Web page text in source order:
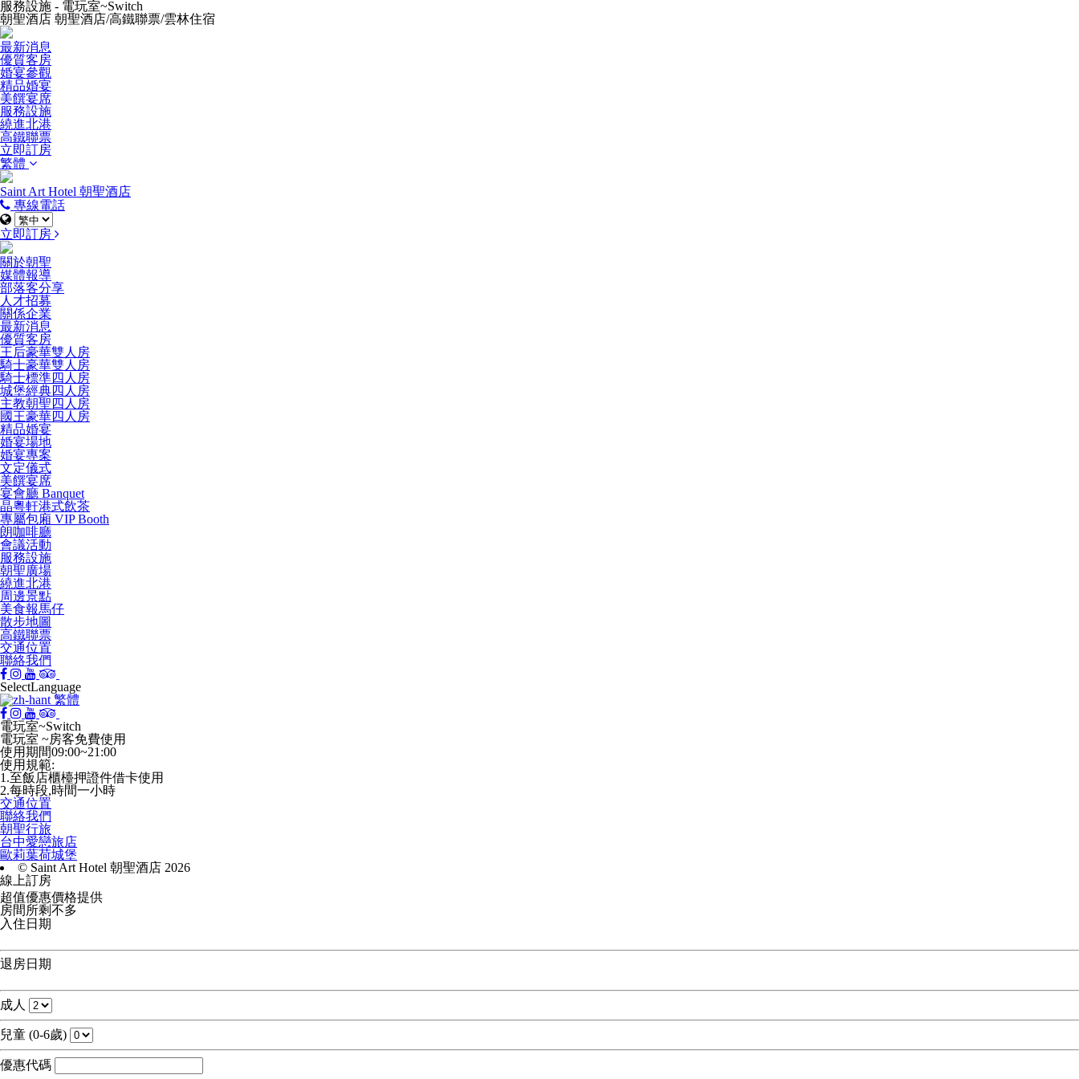
服務設施 - 電玩室~Switch
朝聖酒店 朝聖酒店/高鐵聯票/雲林住宿
最新消息
優質客房
婚宴參觀
精品婚宴
美饌宴席
服務設施
繞進北港
高鐵聯票
立即訂房
繁體
Saint Art Hotel 朝聖酒店
專線電話
立即訂房
關於朝聖
媒體報導
部落客分享
人才招募
關係企業
最新消息
優質客房
王后豪華雙人房
騎士豪華雙人房
騎士標準四人房
城堡經典四人房
主教朝聖四人房
國王豪華四人房
精品婚宴
婚宴場地
婚宴專案
文定儀式
美饌宴席
宴會廳 Banquet
晶粵軒港式飲茶
專屬包廂 VIP Booth
朗咖啡廳
會議活動
服務設施
朝聖廣場
繞進北港
周邊景點
美食報馬仔
散步地圖
高鐵聯票
交通位置
聯絡我們
SelectLanguage
繁體
電玩室~Switch
電玩室 ~房客免費使用
使用期間09:00~21:00
使用規範:
1.至飯店櫃檯押證件借卡使用
2.每時段,時間一小時
交通位置
聯絡我們
朝聖行旅
台中愛戀旅店
歐莉葉荷城堡
© Saint Art Hotel 朝聖酒店 2026
線上訂房
超值優惠價格提供
房間所剩不多
入住日期
退房日期
成人
兒童 (0-6歲)
優惠代碼